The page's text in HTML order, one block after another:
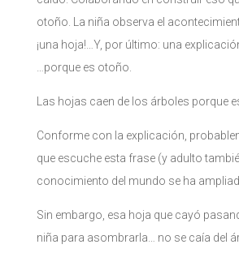
otoño. La niña observa el
¡una hoja!…Y, por último: una
…porque es otoño.
Las hojas caen de los árboles porque
Conforme con la explicación,
que escuche esta frase (y adulto
conocimiento del mundo se ha
Sin embargo, esa hoja que cayó
niña para asombrarla… no se caía del